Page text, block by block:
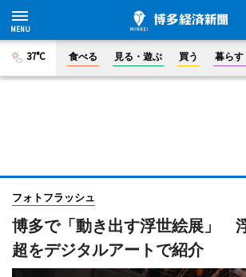
37°C 食べる 見る・遊ぶ 買う 暮らす
フォトフラッシュ
博多で「動き出す浮世絵展」
超をデジタルアートで紹介